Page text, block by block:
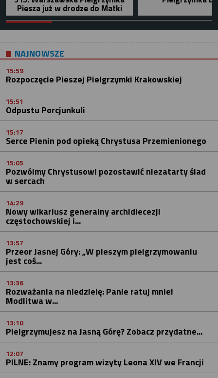
Piesza już w drodze do Matki
NAJNOWSZE
15:59
Rozpoczęcie Pieszej Pielgrzymki Krakowskiej
15:51
Odpustu Porcjunkuli
15:17
Serce Pienin pod opieką Chrystusa Przemienionego
15:05
Pozwólmy Chrystusowi pozostawić niezatarty ślad
w sercach
14:29
Nowy wikariusz generalny archidiecezji
częstochowskiej i...
13:57
Przeor Jasnej Góry: „W pieszym pielgrzymowaniu
jest coś...
13:36
Rozważania na niedzielę: Panie ratuj mnie!
Modlitwa w...
13:10
Pielgrzymujesz na Jasną Górę? Zobacz przydatne...
12:07
PILNE: Znamy program wizyty Leona XIV we Francji